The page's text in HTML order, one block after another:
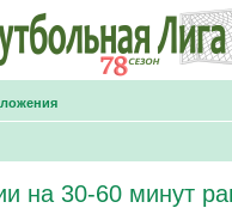
на 30-60 минут